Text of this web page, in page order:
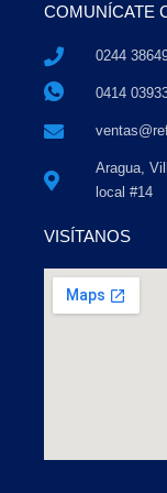
COMUNÍCATE
0244
0414
Aragua,
local #14
VISÍTANOS